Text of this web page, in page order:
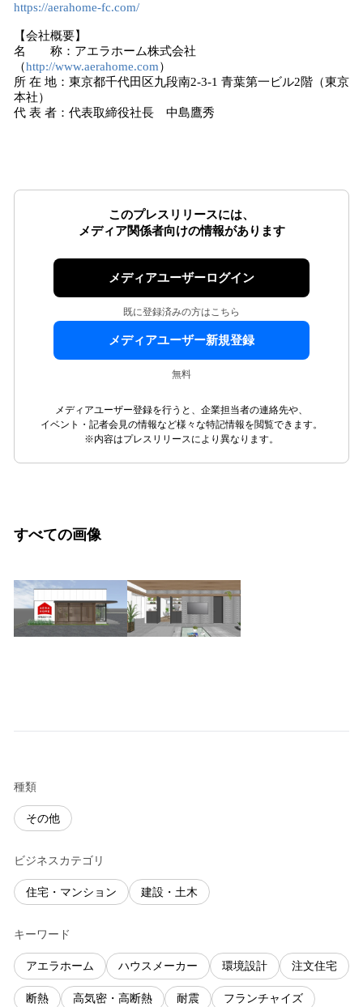
https://aerahome-fc.com/
【会社概要】
名 称：アエラホーム株式会社
（http://www.aerahome.com）
所 在 地：東京都千代田区九段南2-3-1 青葉第一ビル2階（東京
本社）
代 表 者：代表取締役社長 中島鷹秀
このプレスリリースには、
メディア関係者向けの情報があります
メディアユーザーログイン
既に登録済みの方はこちら
メディアユーザー新規登録
無料
メディアユーザー登録を行うと、企業担当者の連絡先や、
イベント・記者会見の情報など様々な特記情報を閲覧できます。
※内容はプレスリリースにより異なります。
すべての画像
種類
その他
ビジネスカテゴリ
住宅・マンション 建設・土木
キーワード
アエラホーム ハウスメーカー 環境設計 注文住宅
断熱 高気密・高断熱 耐震 フランチャイズ